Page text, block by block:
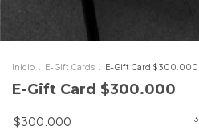
Inicio E-Gift Cards E-Gift Card $300.000
E-Gift Card $300.000
$300.000 3